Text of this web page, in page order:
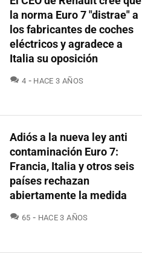
la norma Euro 7 "distrae" a
los fabricantes de coches
eléctricos y agradece a
Italia su oposición
4 COMENTARIOS
HACE 3 AÑOS
Adiós a la nueva ley anti
contaminación Euro 7:
Francia, Italia y otros seis
países rechazan
abiertamente la medida
65 COMENTARIOS
HACE 3 AÑOS